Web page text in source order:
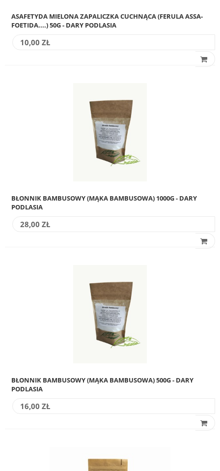
ASAFETYDA MIELONA ZAPALICZKA CUCHNĄCA (FERULA ASSA-
FOETIDA....) 50G - DARY PODLASIA
10,00 ZŁ
BŁONNIK BAMBUSOWY (MĄKA BAMBUSOWA) 1000G - DARY
PODLASIA
28,00 ZŁ
BŁONNIK BAMBUSOWY (MĄKA BAMBUSOWA) 500G - DARY
PODLASIA
16,00 ZŁ